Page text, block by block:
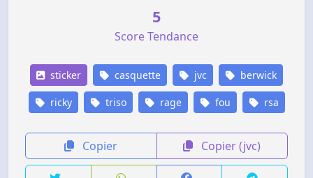
5
Score Tendance
sticker casquette jvc berwick
ricky triso rage fou rsa
Copier Copier (jvc)